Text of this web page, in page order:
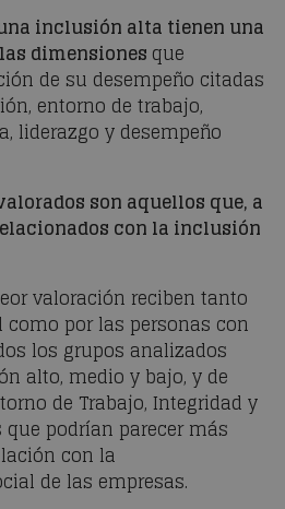
inclusión alta tienen una
dimensiones que
de su desempeño citadas
, entorno de trabajo,
liderazgo y desempeño
son aquellos que, a
con la inclusión
valoración reciben tanto
como por las personas con
los grupos analizados
alto, medio y bajo, y de
de Trabajo, Integridad y
que podrían parecer más
con la
de las empresas.